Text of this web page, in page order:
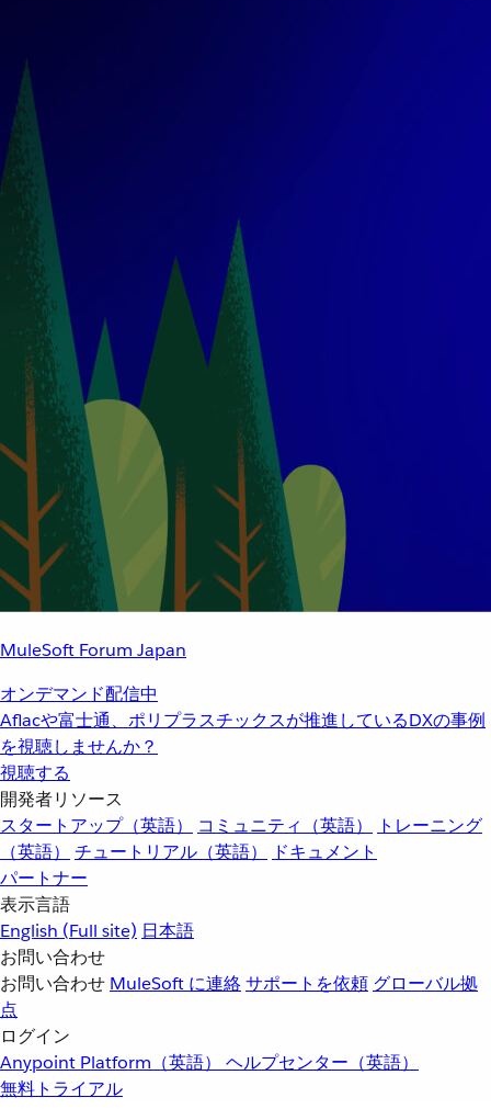
MuleSoft Forum Japan
オンデマンド配信中
Aflacや富士通、ポリプラスチックスが推進しているDXの事例
を視聴しませんか？
視聴する
開発者リソース
スタートアップ（英語）
コミュニティ（英語）
トレーニング
（英語）
チュートリアル（英語）
ドキュメント
パートナー
表示言語
English (Full site) 日本語
お問い合わせ
お問い合わせ MuleSoft に連絡サポートを依頼 グローバル拠
点
ログイン
Anypoint Platform（英語） ヘルプセンター（英語）
無料トライアル